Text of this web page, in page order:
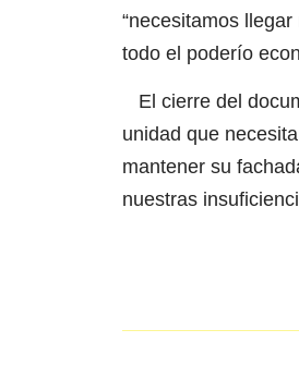
“necesitamos
todo el poderío
El cierre del
unidad que
mantener su
nuestras